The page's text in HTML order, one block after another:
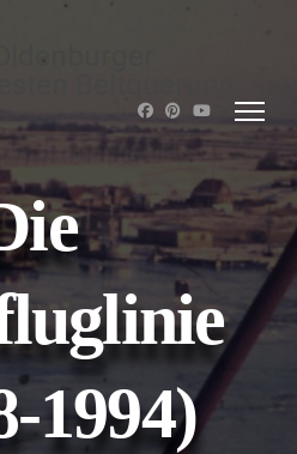
1994)